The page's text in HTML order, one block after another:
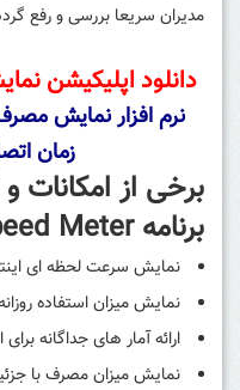
مدیران سریعا بررسی و رفع
دانلود اپلیکیشن
نرم افزار نمایش
زمان
برخی از امکانات
برنامه Internet Speed Meter اندروید:
نمایش سرعت لحظه ای
نمایش میزان استفاده
ارائه آمار های جداگانه
نمایش میزان مصرف با جزئیات